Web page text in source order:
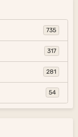
735
317
281
54